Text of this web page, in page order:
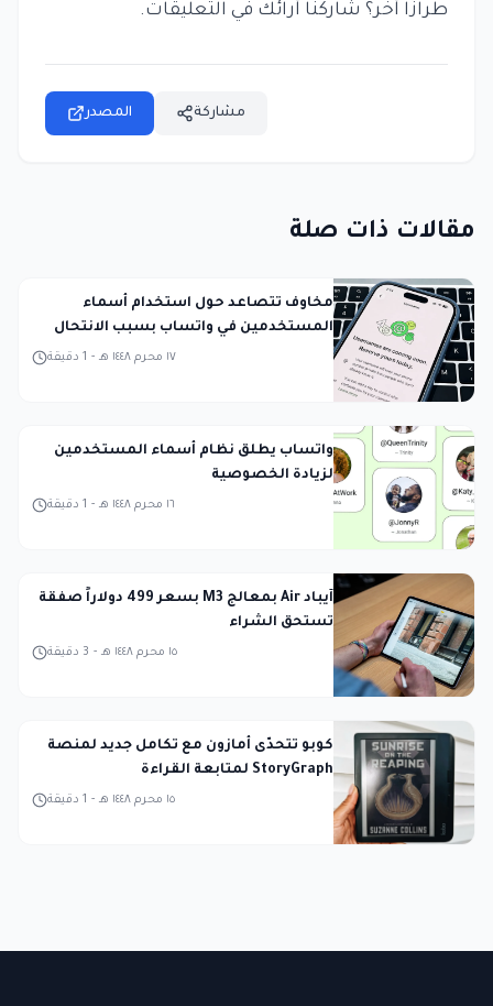
طرازًا آخر؟ شاركنا آرائك في التعليقات.
المصدر مشاركة
مقالات ذات صلة
مخاوف تتصاعد حول استخدام أسماء
المستخدمين في واتساب بسبب الانتحال
1 دقيقة - ١٧ محرم ١٤٤٨ هـ
واتساب يطلق نظام أسماء المستخدمين
لزيادة الخصوصية
1 دقيقة - ١٦ محرم ١٤٤٨ هـ
آيباد Air بمعالج M3 بسعر 499 دولاراً صفقة
تستحق الشراء
3 دقيقة - ١٥ محرم ١٤٤٨ هـ
كوبو تتحدّى أمازون مع تكامل جديد لمنصة
StoryGraph لمتابعة القراءة
1 دقيقة - ١٥ محرم ١٤٤٨ هـ